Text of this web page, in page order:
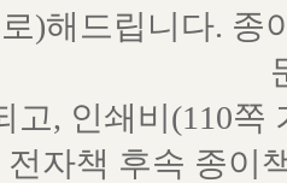
)해드립니다. 종
고, 인쇄비(110
전자책 후속 종이